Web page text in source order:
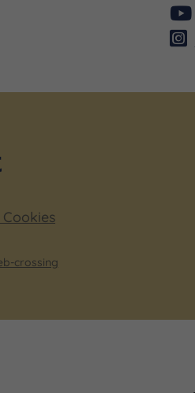
Cookies
crossing